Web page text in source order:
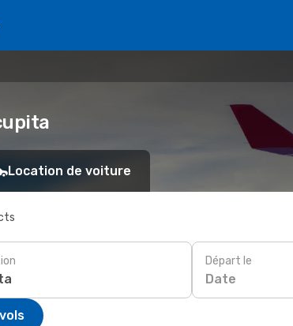
Location de voiture
Départ le
Date